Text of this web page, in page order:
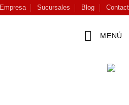
Empresa Sucursales Blog
MENÚ